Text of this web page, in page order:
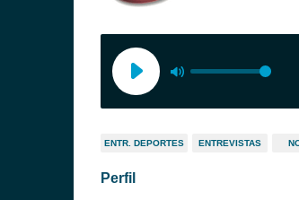
ENTR. DEPORTES ENTREVISTAS
Perfil